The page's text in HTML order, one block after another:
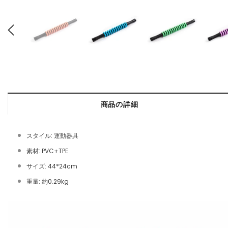
商品の詳細
スタイル: 運動器具
素材: PVC+TPE
サイズ: 44*24cm
重量: 約0.29kg